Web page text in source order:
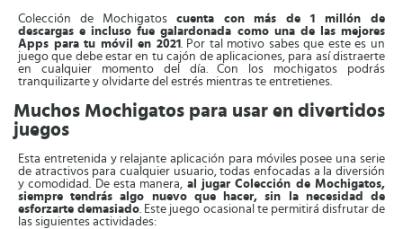
Colección de Mochigatos cuenta con más de 1 millón de
descargas e incluso fue galardonada como una de las mejores
Apps para tu móvil en 2021. Por tal motivo sabes que este es un
juego que debe estar en tu cajón de aplicaciones, para así distraerte
en cualquier momento del día. Con los mochigatos podrás
tranquilizarte y olvidarte del estrés mientras te entretienes.
Muchos Mochigatos para usar en divertidos
juegos
Esta entretenida y relajante aplicación para móviles posee una serie
de atractivos para cualquier usuario, todas enfocadas a la diversión
y comodidad. De esta manera, al jugar Colección de Mochigatos,
siempre tendrás algo nuevo que hacer, sin la necesidad de
esforzarte demasiado. Este juego ocasional te permitirá disfrutar de
las siguientes actividades: